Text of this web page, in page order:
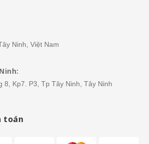
Ninh, Việt Nam
8, Kp7. P3, Tp Tây Ninh, Tây Ninh
toán